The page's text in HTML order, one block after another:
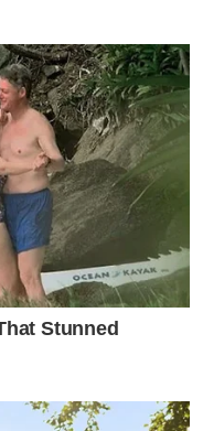
Stunned